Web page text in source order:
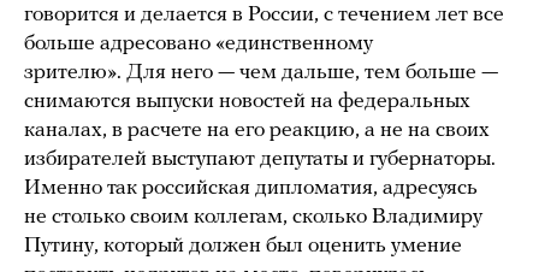
говорится и делается в России, с течением лет все
больше адресовано «единственному
зрителю». Для него — чем дальше, тем больше —
снимаются выпуски новостей на федеральных
каналах, в расчете на его реакцию, а не на своих
избирателей выступают депутаты и губернаторы.
Именно так российская дипломатия, адресуясь
не столько своим коллегам, сколько Владимиру
Путину, который должен был оценить умение